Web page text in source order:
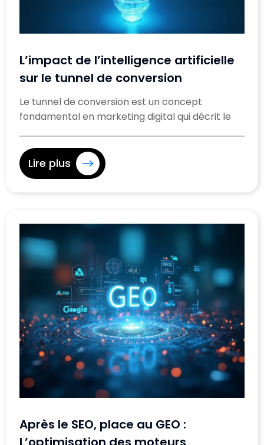
L’impact de l’intelligence artificielle
sur le tunnel de conversion
Le tunnel de conversion est un concept
fondamental en marketing digital qui décrit le
Lire plus
Après le SEO, place au GEO :